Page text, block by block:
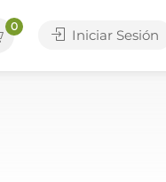
0
Iniciar Sesión